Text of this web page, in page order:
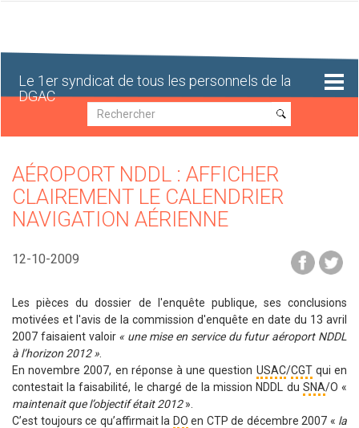
Le 1er syndicat de tous les personnels de la
DGAC
Recherche
Recherche
AÉROPORT NDDL : AFFICHER
CLAIREMENT LE CALENDRIER
NAVIGATION AÉRIENNE
12-10-2009
Les pièces du dossier de l'enquête publique, ses conclusions
motivées et l'avis de la commission d'enquête en date du 13 avril
2007 faisaient valoir « une mise en service du futur aéroport NDDL
à l’horizon 2012 »
En novembre 2007, en réponse à une question USAC/CGTqui en
contestait la faisabilité, le chargé de la mission NDDL du SNA/O «
maintenait que l’objectif était 2012».
C’est toujours ce qu’affirmait la DO en CTP de décembre 2007 « la